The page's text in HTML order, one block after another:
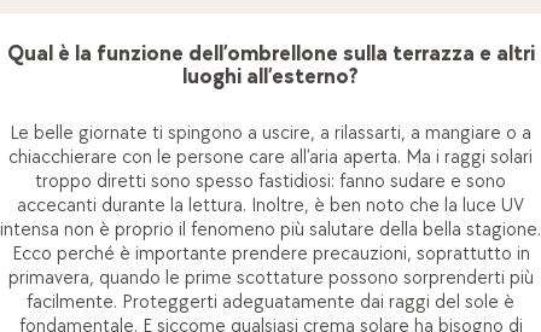
Qual è la funzione dell’ombrellone sulla terrazza e altri
luoghi all’esterno?
Le belle giornate ti spingono a uscire, a rilassarti, a mangiare o a
chiacchierare con le persone care all’aria aperta. Ma i raggi solari
troppo diretti sono spesso fastidiosi: fanno sudare e sono
accecanti durante la lettura. Inoltre, è ben noto che la luce UV
intensa non è proprio il fenomeno più salutare della bella stagione.
Ecco perché è importante prendere precauzioni, soprattutto in
primavera, quando le prime scottature possono sorprenderti più
facilmente. Proteggerti adeguatamente dai raggi del sole è
fondamentale. E siccome qualsiasi crema solare ha bisogno di